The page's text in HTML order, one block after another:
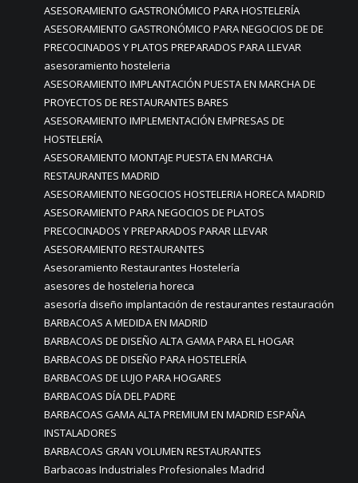
ASESORAMIENTO GASTRONÓMICO PARA HOSTELERÍA
ASESORAMIENTO GASTRONÓMICO PARA NEGOCIOS DE DE
PRECOCINADOS Y PLATOS PREPARADOS PARA LLEVAR
asesoramiento hosteleria
ASESORAMIENTO IMPLANTACIÓN PUESTA EN MARCHA DE
PROYECTOS DE RESTAURANTES BARES
ASESORAMIENTO IMPLEMENTACIÓN EMPRESAS DE
HOSTELERÍA
ASESORAMIENTO MONTAJE PUESTA EN MARCHA
RESTAURANTES MADRID
ASESORAMIENTO NEGOCIOS HOSTELERIA HORECA MADRID
ASESORAMIENTO PARA NEGOCIOS DE PLATOS
PRECOCINADOS Y PREPARADOS PARAR LLEVAR
ASESORAMIENTO RESTAURANTES
Asesoramiento Restaurantes Hostelería
asesores de hosteleria horeca
asesoría diseño implantación de restaurantes restauración
BARBACOAS A MEDIDA EN MADRID
BARBACOAS DE DISEÑO ALTA GAMA PARA EL HOGAR
BARBACOAS DE DISEÑO PARA HOSTELERÍA
BARBACOAS DE LUJO PARA HOGARES
BARBACOAS DÍA DEL PADRE
BARBACOAS GAMA ALTA PREMIUM EN MADRID ESPAÑA
INSTALADORES
BARBACOAS GRAN VOLUMEN RESTAURANTES
Barbacoas Industriales Profesionales Madrid